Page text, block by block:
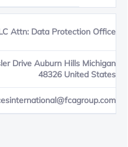
Attn: Data Protection Office
Drive Auburn Hills Michigan
48326 United States